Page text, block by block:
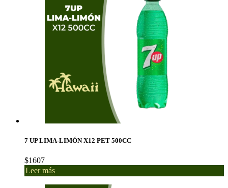
7 UP LIMA-LIMÓN X12 PET 500CC
$1607
Leer más